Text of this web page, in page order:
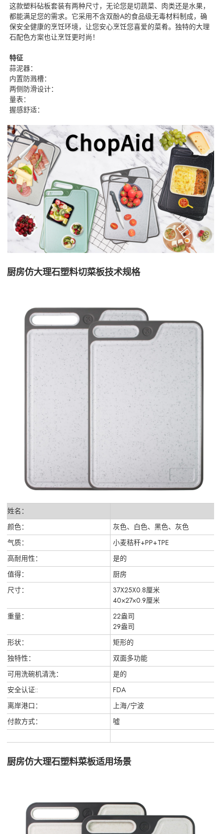
这款塑料砧板套装有两种尺寸，无论您是切蔬菜、肉类还是水果，
都能满足您的需求。它采用不含双酚A的食品级无毒材料制成，确
保安全健康的烹饪环境，让您安心烹饪您喜爱的菜肴。独特的大理
石配色方案也让烹饪更时尚！
特征
蒜泥器：
内置防溅槽：
两侧防滑设计：
量表：
握感舒适：
厨房仿大理石塑料切菜板技术规格
姓名：
颜色：
灰色、白色、黑色、灰色
气质：
小麦秸秆+PP+TPE
高耐用性：
是的
值得：
厨房
尺寸：
37X25X0.8厘米
40×27×0.9厘米
重量：
22盎司
29盎司
形状：
矩形的
独特性：
双面多功能
可用洗碗机清洗：
是的
安全认证::
FDA
离岸港口：
上海/宁波
付款方式：
噓
厨房仿大理石塑料菜板适用场景